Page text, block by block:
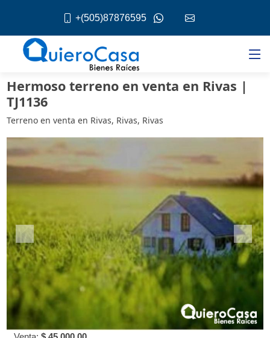
+(505)87876595
Hermoso terreno en venta en Rivas |
TJ1136
Terreno en venta en Rivas, Rivas, Rivas